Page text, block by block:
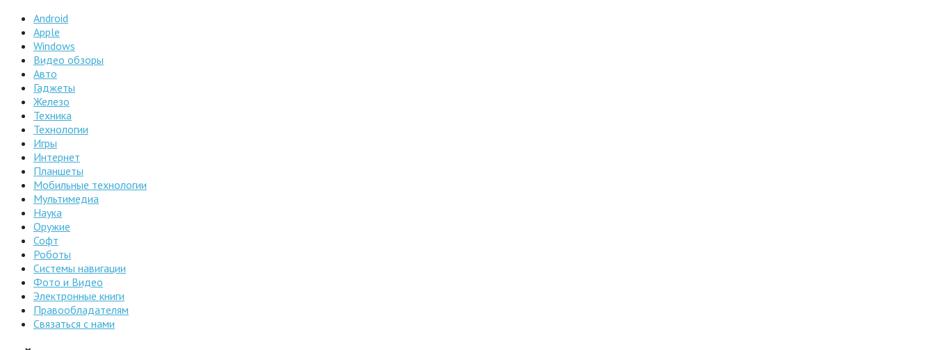
Android
Apple
Windows
Видео обзоры
Авто
Гаджеты
Железо
Техника
Технологии
Игры
Интернет
Планшеты
Мобильные технологии
Мультимедиа
Наука
Оружие
Софт
Роботы
Системы навигации
Фото и Видео
Электронные книги
Правообладателям
Связаться с нами